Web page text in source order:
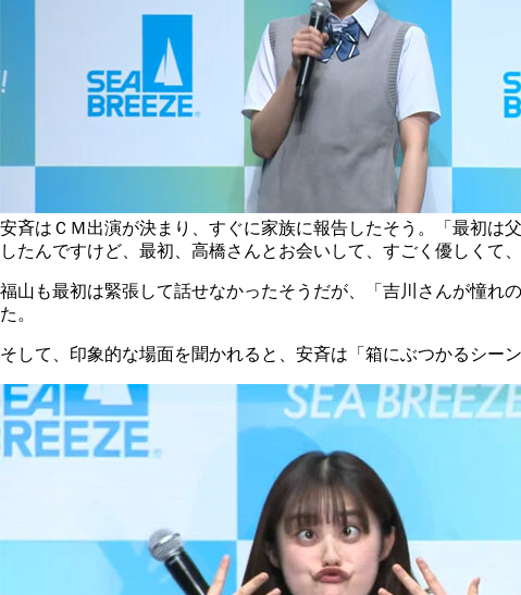
安斉はＣＭ出演が決まり、すぐに家族に報告したそう。「最初は
したんですけど、最初、高橋さんとお会いして、すごく優しくて
福山も最初は緊張して話せなかったそうだが、「吉川さんが憧れ
た。
そして、印象的な場面を聞かれると、安斉は「箱にぶつかるシー